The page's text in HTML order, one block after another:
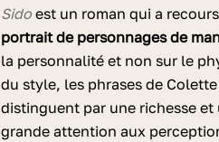
Sido est un roman qui a
portrait de personnages de
la personnalité et non sur le
du style, les phrases de
distinguent par une richesse
grande attention aux